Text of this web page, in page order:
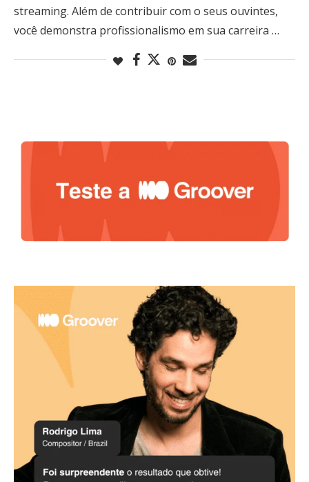
streaming. Além de contribuir com o seus ouvintes,
você demonstra profissionalismo em sua carreira …